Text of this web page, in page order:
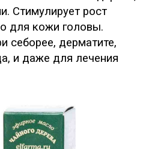
Стимулирует рост
для кожи головы.
себорее, дерматите,
и даже для лечения